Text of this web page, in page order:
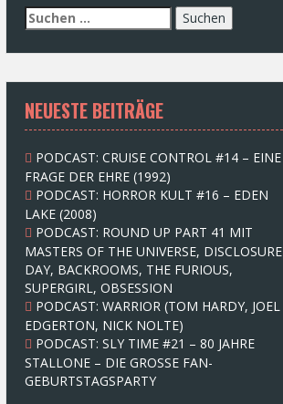
S
u
c
e
n
n
c
h
:
NEUESTE BEITRÄGE
PODCAST: CRUISE CONTROL #14 – EINE
FRAGE DER EHRE (1992)
PODCAST: HORROR KULT #16 – EDEN
LAKE (2008)
PODCAST: ROUND UP PART 41 MIT
MASTERS OF THE UNIVERSE, DISCLOSURE
DAY, BACKROOMS, THE FURIOUS,
SUPERGIRL, OBSESSION
PODCAST: WARRIOR (TOM HARDY, JOEL
EDGERTON, NICK NOLTE)
PODCAST: SLY TIME #21 – 80 JAHRE
STALLONE – DIE GROSSE FAN-
GEBURTSTAGSPARTY